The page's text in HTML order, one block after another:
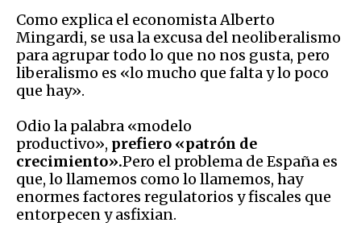
Como explica el economista Alberto
Mingardi, se usa la excusa del neoliberalismo
para agrupar todo lo que no nos gusta, pero
liberalismo es «lo mucho que falta y lo poco
que hay».
Odio la palabra «modelo
productivo», prefiero «patrón de
crecimiento».Pero el problema de España es
que, lo llamemos como lo llamemos, hay
enormes factores regulatorios y fiscales que
entorpecen y asfixian.